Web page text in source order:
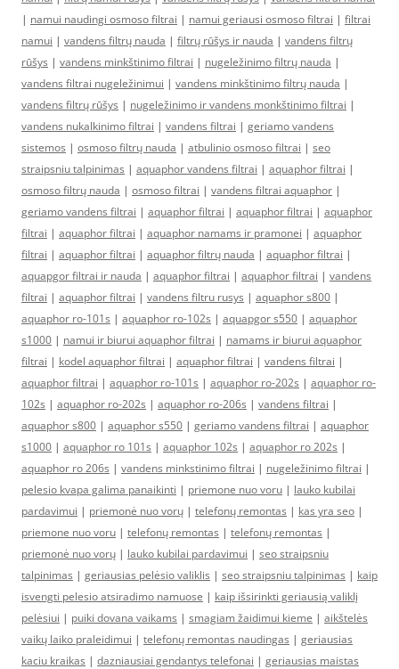
| namui naudingi osmoso filtrai | namui geriausi osmoso filtrai | filtrai
namui | vandens filtrų nauda | filtrų rūšys ir nauda | vandens filtrų
rūšys | vandens minkštinimo filtrai | nugeležinimo filtrų nauda |
vandens filtrai nugeležinimui | vandens minkštinimo filtrų nauda |
vandens filtrų rūšys | nugeležinimo ir vandens monkštinimo filtrai |
vandens nukalkinimo filtrai | vandens filtrai | geriamo vandens
sistemos | osmoso filtrų nauda | atbulinio osmoso filtrai | seo
straipsniu talpinimas | aquaphor vandens filtrai | aquaphor filtrai |
osmoso filtrų nauda | osmoso filtrai | vandens filtrai aquaphor |
geriamo vandens filtrai | aquaphor filtrai | aquaphor filtrai | aquaphor
filtrai | aquaphor filtrai | aquaphor namams ir pramonei | aquaphor
filtrai | aquaphor filtrai | aquaphor filtrų nauda | aquaphor filtrai |
aquapgor filtrai ir nauda | aquaphor filtrai | aquaphor filtrai | vandens
filtrai | aquaphor filtrai | vandens filtru rusys | aquaphor s800 |
aquaphor ro-101s | aquaphor ro-102s | aquapgor s550 | aquaphor
s1000 | namui ir biurui aquaphor filtrai | namams ir biurui aquaphor
filtrai | kodel aquaphor filtrai | aquaphor filtrai | vandens filtrai |
aquaphor filtrai | aquaphor ro-101s | aquaphor ro-202s | aquaphor ro-
102s | aquaphor ro-202s | aquaphor ro-206s | vandens filtrai |
aquaphor s800 | aquaphor s550 | geriamo vandens filtrai | aquaphor
s1000 | aquaphor ro 101s | aquaphor 102s | aquaphor ro 202s |
aquaphor ro 206s | vandens minkstinimo filtrai | nugeležinimo filtrai |
pelesio kvapa galima panaikinti | priemone nuo voru | lauko kubilai
pardavimui | priemonė nuo vorų | telefonų remontas | kas yra seo |
priemone nuo voru | telefonų remontas | telefonų remontas |
priemonė nuo vorų | lauko kubilai pardavimui | seo straipsniu
talpinimas | geriausias pelėsio valiklis | seo straipsniu talpinimas | kaip
isvengti pelesio atsiradimo namuose | kaip išsirinkti geriausią valiklį
pelėsiui | puiki dovana vaikams | smagiam žaidimui kieme | aikštelės
vaikų laiko praleidimui | telefonų remontas naudingas | geriausias
kaciu kraikas | dazniausiai gendantys telefonai | geriausias maistas